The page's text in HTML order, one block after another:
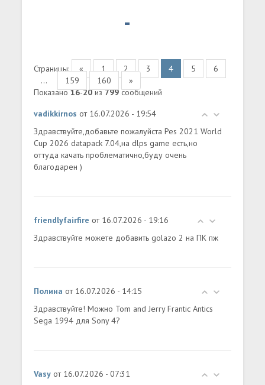
Страницы: « 1 2 3 4 5
6
...
159 160
»
Показано16-20из799 сообщений
vadikkirnos от 16.07.2026 - 19:54
Здравствуйте,добавьте пожалуйста Pes 2021 World
Cup 2026 datapack 7.04,на dlps game есть,но
оттуда качать проблематично,буду очень
благодарен )
friendlyfairfire от 16.07.2026 - 19:16
Здравствуйте можете добавить golazo 2 на ПК пж
Полина от 16.07.2026 - 14:15
Здравствуйте! Можно Tom and Jerry Frantic Antics
Sega 1994 для Sony 4?
Vasy от 16.07.2026 - 07:31